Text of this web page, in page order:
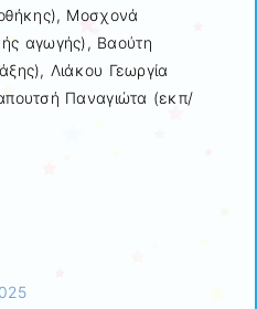
Μοσχονά
αγωγής), Βαούτη
Λιάκου Γεωργία
Παναγιώτα (εκπ/